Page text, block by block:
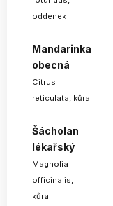
oddenek
Mandarinka
obecná
Citrus
reticulata, kůra
Šácholan
lékařský
Magnolia
officinalis,
kůra